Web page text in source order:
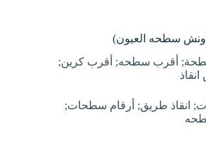
سطحه العيون)
أقرب سطحه; أقرب كرين;
انقاذ طريق; أرقام سطحات;